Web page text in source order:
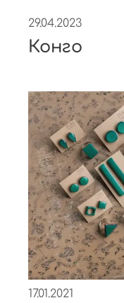
29.04.2023
Конго
17.01.2021